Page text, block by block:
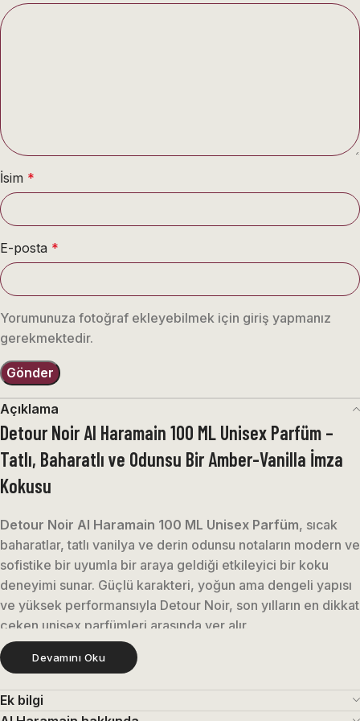
İsim *
E-posta *
Yorumunuza fotoğraf ekleyebilmek için giriş yapmanız
gerekmektedir.
Açıklama
Detour Noir Al Haramain 100 ML Unisex Parfüm –
Tatlı, Baharatlı ve Odunsu Bir Amber-Vanilla İmza
Kokusu
Detour Noir Al Haramain 100 ML Unisex Parfüm, sıcak
baharatlar, tatlı vanilya ve derin odunsu notaların modern ve
sofistike bir uyumla bir araya geldiği etkileyici bir koku
deneyimi sunar. Güçlü karakteri, yoğun ama dengeli yapısı
ve yüksek performansıyla Detour Noir, son yılların en dikkat
çeken unisex parfümleri arasında yer alır.
Bu parfüm, ilk sıkıldığı anda enerjik ve baharatlı bir etki
dönüşür. Özellikle amber ve vanilya ağırlıklı baz notaları
Devamını Oku
Ek bilgi